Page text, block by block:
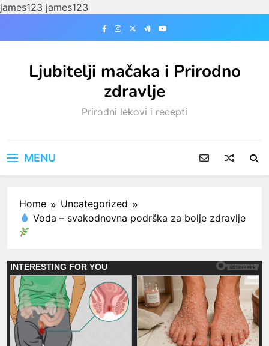
james123 james123
Ljubitelji mačaka i Prirodno
zdravlje
Prirodni lekovi i recepti
MENU
Home
Uncategorized
Voda – svakodnevna podrška za bolje zdravlje